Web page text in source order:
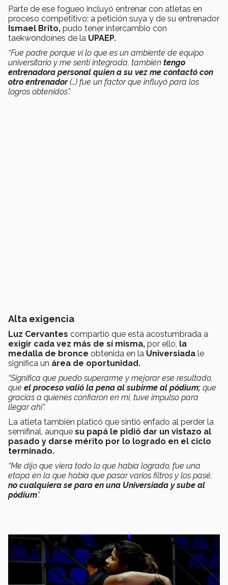
Parte de ese fogueo incluyó entrenar con atletas en
proceso competitivo; a petición suya y de su entrenador
Ismael Brito, pudo tener intercambio con
taekwondoínes de la UPAEP.
“Fue padre porque vi lo que es un ambiente de equipo
universitario y me sentí integrada, también tengo
entrenadora personal quien a su vez me contactó con
otro entrenador(…) fue un factor que influyó para los
logros obtenidos”.
Alta exigencia
Luz Cervantes compartió que está acostumbrada a
exigir cada vez más de sí misma, por ello, la
medalla de bronce obtenida en la Universiada le
significa un área de oportunidad.
“Significa que puedo superarme y mejorar ese resultado,
que el proceso valió la pena al subirme al pódium; que
gracias a quienes confiaron en mí, tuve impulso para
llegar ahí”.
La atleta también platicó que sintió enfado al perder la
semifinal, aunque su papá le pidió dar un vistazo al
pasado y darse mérito por lo logrado en el ciclo
terminado.
“Me dijo que viera todo lo que había logrado, fue una
etapa en la que había que pasar varios filtros y los pasé,
no cualquiera se para en una Universiada y sube al
pódium”.